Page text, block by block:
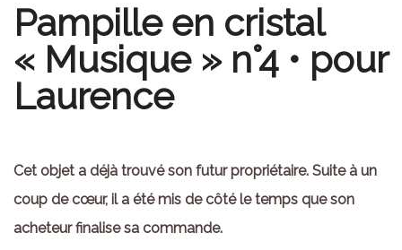
Pampille en cristal
« Musique » n°4 • pour
Laurence
Cet objet a déjà trouvé son futur propriétaire. Suite à un
coup de cœur, il a été mis de côté le temps que son
acheteur finalise sa commande.